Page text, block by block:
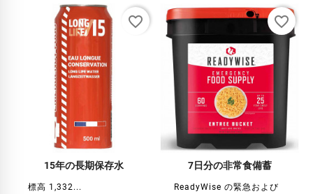
15年の長期保存水
標高 1,332...
favorite_border
7日分の非常食備蓄
ReadyWise の緊急および
favorite_border